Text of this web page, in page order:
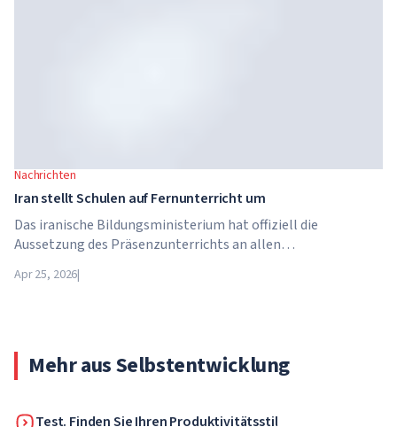
Nachrichten
Iran stellt Schulen auf Fernunterricht um
Das iranische Bildungsministerium hat offiziell die
Aussetzung des Präsenzunterrichts an allen
21. April wechseln Schulen, Hochschulen und Universitäten
Apr 25, 2026|
Mehr aus Selbstentwicklung
Test. Finden Sie Ihren Produktivitätsstil